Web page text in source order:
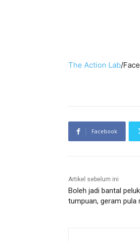
The Action Lab/
Facebook
Artikel sebelum ini
Boleh jadi bantal
tumpuan, geram pula